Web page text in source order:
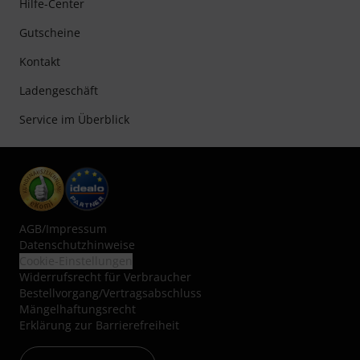
Hilfe-Center
Gutscheine
Kontakt
Ladengeschäft
Service im Überblick
AGB/Impressum
Datenschutzhinweise
Widerrufsrecht für Verbraucher
Bestellvorgang/Vertragsabschluss
Mängelhaftungsrecht
Erklärung zur Barrierefreiheit